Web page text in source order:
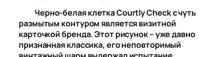
Черно-белая клетка Courtly Check с чуть
размытым контуром является визитной
карточкой бренда. Этот рисунок – уже давно
признанная классика, его неповторимый